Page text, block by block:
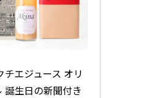
チエジュース オリ
誕生日の新聞付き